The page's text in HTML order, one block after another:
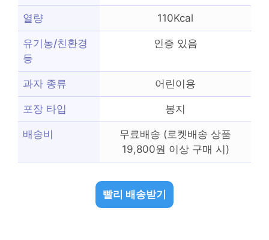
열량 110Kcal
유기농/친환경
등
인증 있음
과자 종류 어린이용
포장 타입 봉지
배송비
무료배송 (로켓배송 상품
19,800원 이상 구매 시)
빨리 배송받기